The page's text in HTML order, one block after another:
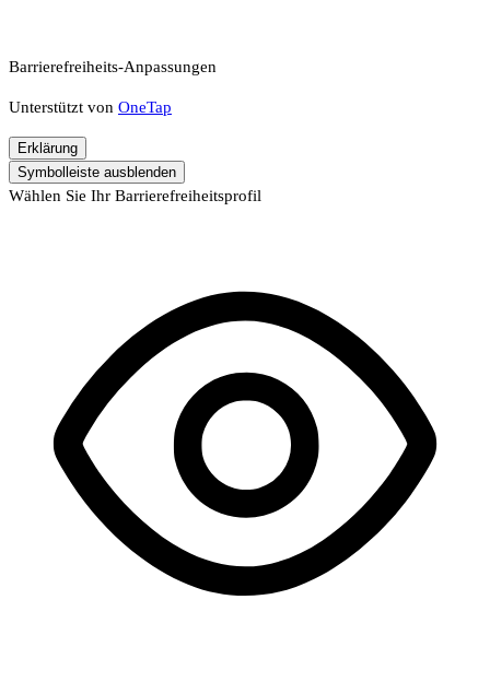
Barrierefreiheits-Anpassungen
Unterstützt von OneTap
Erklärung
Symbolleiste ausblenden
Wählen Sie Ihr Barrierefreiheitsprofil